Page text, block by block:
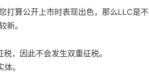
算公开上市时表现出色，那么LLC是不
新。
，因此不会发生双重征税。
。